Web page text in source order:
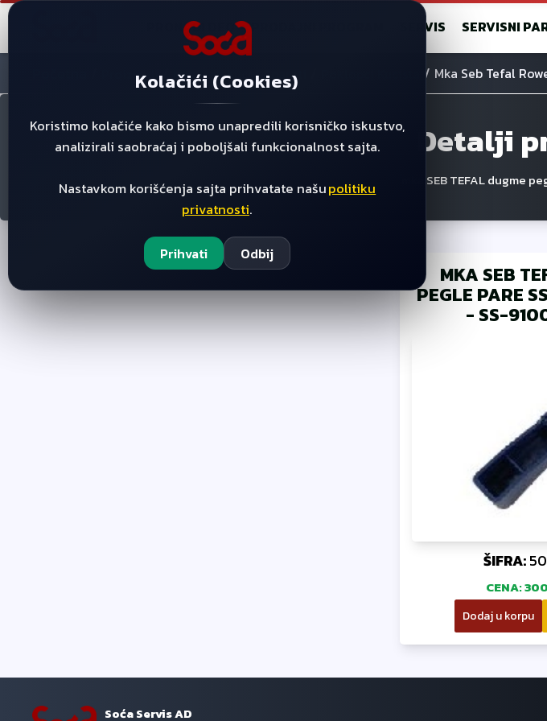
PRONAĐI DEO PRODAJNI PROGRAM SERVIS SERVISNI
Proizvodi / Mka Mali Kucni Aparati / Mka Seb Tefal
Kolačići (Cookies)
Koristimo kolačiće kako bismo unapredili korisničko iskustvo,
analizirali saobraćaj i poboljšali funkcionalnost sajta.
Nastavkom korišćenja sajta prihvatate našupolitiku
privatnosti.
Prihvati Odbij
Detalji
mka SEB TEFAL dugme
MKA SEB
PEGLE PARE
- SS-
ŠIFRA:
CENA:
Dodaj u korpu
Soća Servis AD